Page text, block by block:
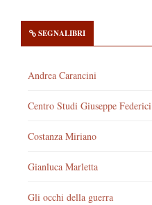
SEGNALIBRI
Andrea Carancini
Centro Studi Giuseppe Federici
Costanza Miriano
Gianluca Marletta
Gli occhi della guerra